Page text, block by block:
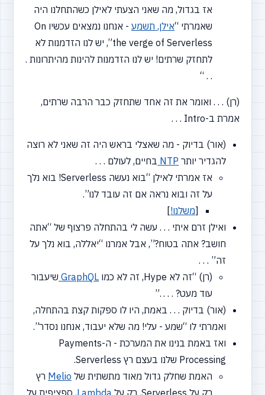
אז בגדול, מה שאני הצעתי לאילן כשהתחלנו היה
שאמרתי “אילן,תשמע
- אנחנו נמצאים עכשיו On
the verge of Serverless”, יש לנו הזדמנות לא
לתחזק שרתים! יש לנו הזדמנות להינות מהיתרונות .
. . “
(רן) . . . ואומר את זה אחד שתחזק כבר הרבה שרתים,
אמרת ב-Intro . . .
(אור) בדיוק - מה שאצלי בראש היה זה שאני לא רוצה
להגדיר יותר NTP בחיים, לעולם . . .
אז אמרתי לאילן “בוא
נעשה Serverless! בוא נלך
על זה ובוא נראה אם זה עובד לנו”.
[משלנו!]
ואילן זרם איתי . . . עשה לי בהתחלה פרצוף של “אתה
חושב? אתה בטוח?”, אבל אמרנו “יאללה,בוא נלך על
זה” . . .
(רן) “זה לא Hype, זה לא כמו GraphQL שיעבור
עוד מעט? . . . .”
(אור) בדיוק . . . באמת, היו לו ספקות קצת בהתחלה,
ואמרתי לו “שמע- עלי! מה שלא יעבוד, אנחנו נסדר”.
ואז באמת בנינו את המערכת - ה-Payments
Processing שלנו בעצם רץ Serverless.
האמת שחלק גדול מאוד מתשתית של Melio רץ